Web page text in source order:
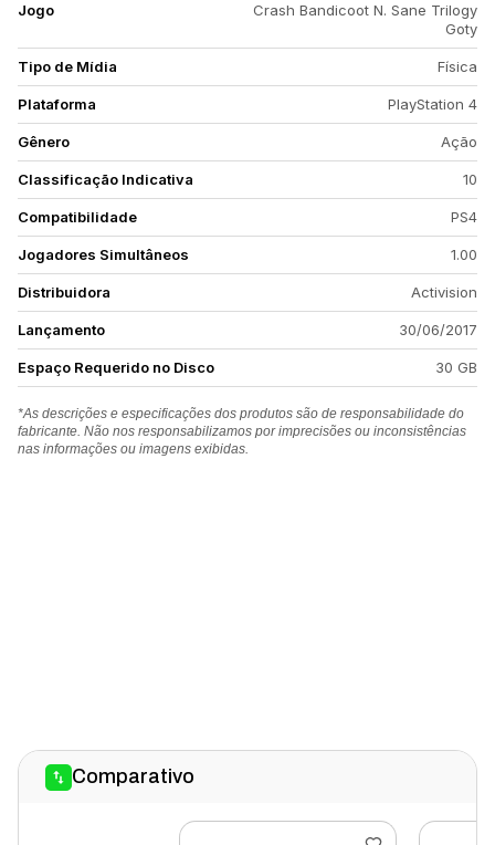
Jogo
Crash Bandicoot N. Sane Trilogy
Goty
Tipo de Mídia Física
Plataforma PlayStation 4
Gênero Ação
Classificação Indicativa 10
Compatibilidade PS4
Jogadores Simultâneos 1.00
Distribuidora Activision
Lançamento 30/06/2017
Espaço Requerido no Disco 30 GB
*As descrições e especificações dos produtos são de responsabilidade do
fabricante. Não nos responsabilizamos por imprecisões ou inconsistências
nas informações ou imagens exibidas.
Comparativo